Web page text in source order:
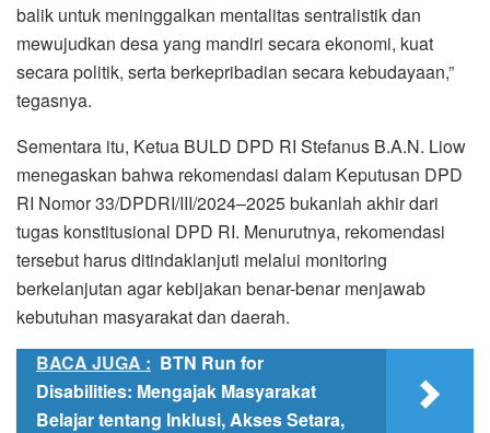
balik untuk meninggalkan mentalitas sentralistik dan
mewujudkan desa yang mandiri secara ekonomi, kuat
secara politik, serta berkepribadian secara kebudayaan,”
tegasnya.
Sementara itu, Ketua BULD DPD RI Stefanus B.A.N. Liow
menegaskan bahwa rekomendasi dalam Keputusan DPD
RI Nomor 33/DPDRI/III/2024–2025 bukanlah akhir dari
tugas konstitusional DPD RI. Menurutnya, rekomendasi
tersebut harus ditindaklanjuti melalui monitoring
berkelanjutan agar kebijakan benar-benar menjawab
kebutuhan masyarakat dan daerah.
BACA JUGA : BTN Run for
Disabilities: Mengajak Masyarakat
Belajar tentang Inklusi, Akses Setara,